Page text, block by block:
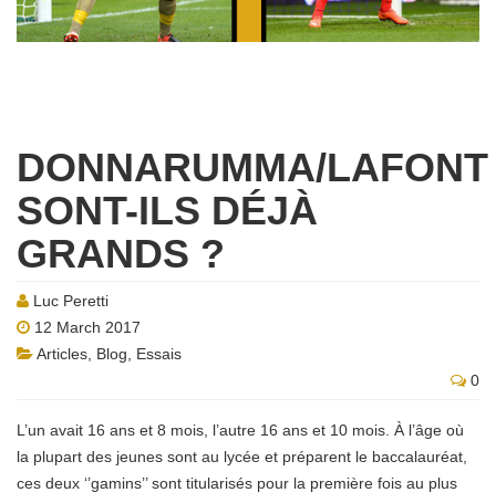
DONNARUMMA/LAFONT
SONT-ILS DÉJÀ
GRANDS ?
Luc Peretti
12 March 2017
Articles Blog
Essais
0
L’un avait 16 ans et 8 mois, l’autre 16 ans et 10 mois. À l’âge où
la plupart des jeunes sont au lycée et préparent le baccalauréat,
ces deux ‘’gamins’’ sont titularisés pour la première fois au plus